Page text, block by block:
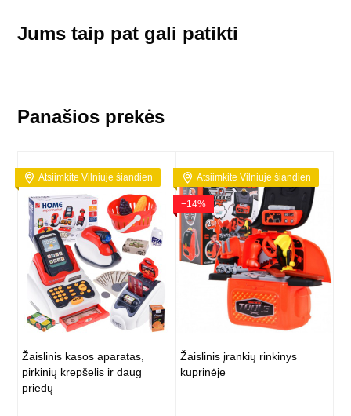
Jums taip pat gali patikti
Panašios prekės
Atsiimkite Vilniuje šiandien
Žaislinis kasos aparatas,
pirkinių krepšelis ir daug
priedų
Atsiimkite Vilniuje šiandien
−14%
Žaislinis įrankių rinkinys
kuprinėje